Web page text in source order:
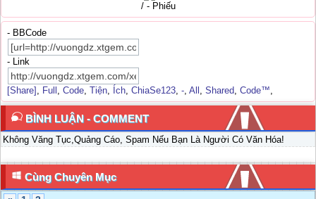
/ - Phiếu
- BBCode
- Link
[Share] , Full , Code, Tiện, Ích, ChiaSe123, -, All , Shared, Code™,
BÌNH LUẬN - COMMENT
Không Văng Tục,Quảng Cáo, Spam Nếu Bạn Là Người Có Văn Hóa!
Cùng Chuyên Mục